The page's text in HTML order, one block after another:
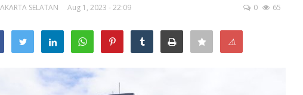
SELATAN Aug 1, 2023 - 22:09 0 65
⚠